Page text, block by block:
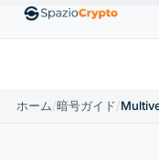
EthereumETH$1,880.58
ホーム/暗号ガイド/